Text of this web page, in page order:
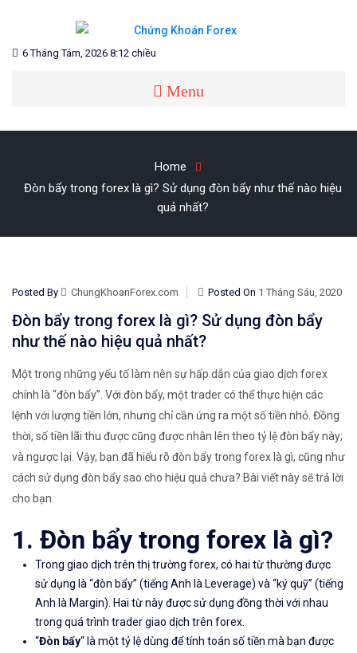
content
CHỨNG KHOÁN FOREX
Blog chia sẻ về Chứng Khoán và Forex
6 Tháng Tám, 2026 8:12 chiều
Menu
Home
Đòn bẩy trong forex là gì? Sử dụng đòn bẩy như thế nào hiệu
quả nhất?
Posted By ChungKhoanForex.com Posted On 1 Tháng Sáu, 2020
Đòn bẩy trong forex là gì? Sử dụng đòn bẩy
như thế nào hiệu quả nhất?
Một trong những yếu tố làm nên sự hấp dẫn của giao dịch forex
chính là “đòn bẩy”. Với đòn bẩy, một trader có thể thực hiện các
lệnh với lượng tiền lớn, nhưng chỉ cần ứng ra một số tiền nhỏ. Đồng
thời, số tiền lãi thu được cũng được nhân lên theo tỷ lệ đòn bẩy này;
và ngược lại. Vậy, bạn đã hiểu rõ đòn bẩy trong forex là gì, cũng như
cách sử dụng đòn bẩy sao cho hiệu quả chưa? Bài viết này sẽ trả lời
cho bạn.
1. Đòn bẩy trong forex là gì?
Trong giao dịch trên thị trường forex, có hai từ thường được
sử dụng là “đòn bẩy” (tiếng Anh là Leverage) và “ký quỹ” (tiếng
Anh là Margin). Hai từ này được sử dụng đồng thời với nhau
trong quá trình trader giao dịch trên forex.
“Đòn bẩy“ là một tỷ lệ dùng để tính toán số tiền mà bạn được